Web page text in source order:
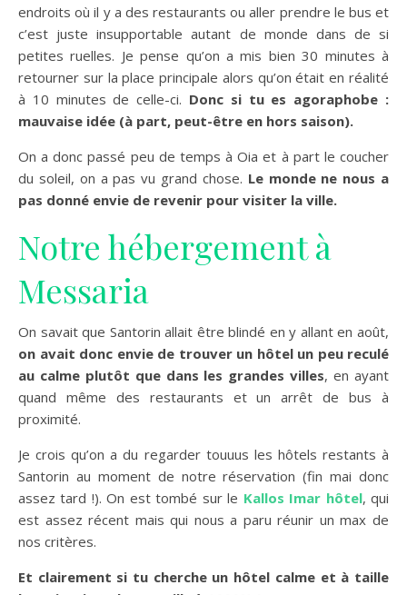
endroits où il y a des restaurants ou aller prendre le bus et
c’est juste insupportable autant de monde dans de si
petites ruelles. Je pense qu’on a mis bien 30 minutes à
retourner sur la place principale alors qu’on était en réalité
à 10 minutes de celle-ci. Donc si tu es agoraphobe :
mauvaise idée (à part, peut-être en hors saison).
On a donc passé peu de temps à Oia et à part le coucher
du soleil, on a pas vu grand chose. Le monde ne nous a
pas donné envie de revenir pour visiter la ville.
Notre hébergement à
Messaria
On savait que Santorin allait être blindé en y allant en août,
on avait donc envie de trouver un hôtel un peu reculé
au calme plutôt que dans les grandes villes, en ayant
quand même des restaurants et un arrêt de bus à
proximité.
Je crois qu’on a du regarder touuus les hôtels restants à
Santorin au moment de notre réservation (fin mai donc
assez tard !). On est tombé sur le Kallos Imar hôtel, qui
est assez récent mais qui nous a paru réunir un max de
nos critères.
Et clairement si tu cherche un hôtel calme et à taille